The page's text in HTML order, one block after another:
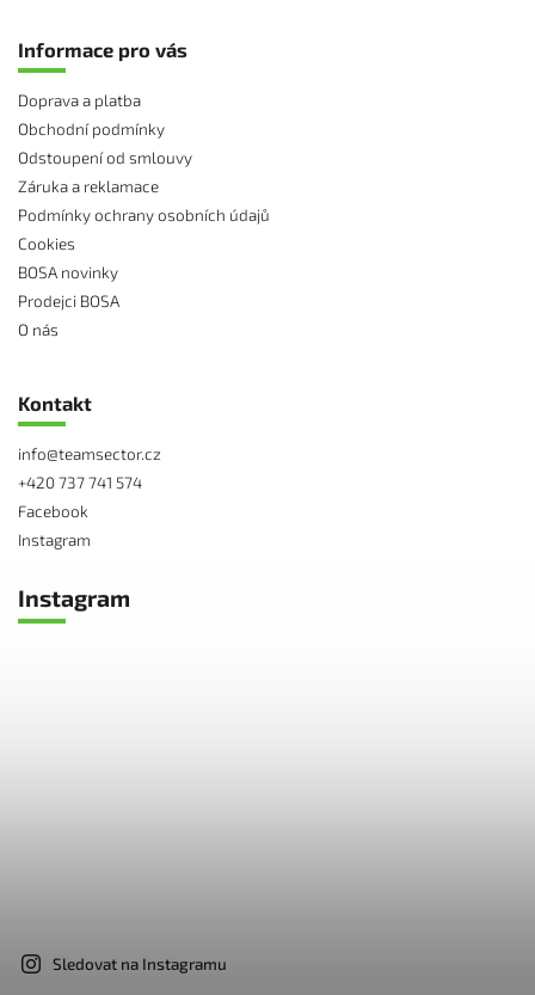
Informace pro vás
Doprava a platba
Obchodní podmínky
Odstoupení od smlouvy
Záruka a reklamace
Podmínky ochrany osobních údajů
Cookies
BOSA novinky
Prodejci BOSA
O nás
Kontakt
info@teamsector.cz
+420 737 741 574
Facebook
Instagram
Instagram
Sledovat na Instagramu